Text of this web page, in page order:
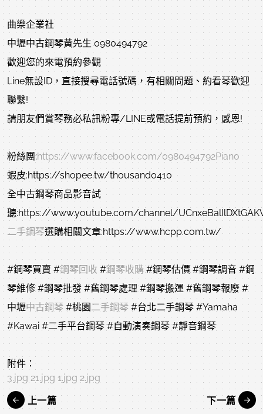
曲樂企業社
中壢中古鋼琴黃先生 0980494792
歡迎您的來電預約參觀
Line無設ID，直接搜尋電話號碼，有相關問題、約看琴歡迎
聯繫!
請朋友們賞琴務必私訊粉專/LINE或電話提前預約，感恩!
粉絲團:https://www.facebook.com/0980494792Piano
蝦皮:https://shopee.tw/thousand0410
全中古鋼琴商品影音試
聽:https://www.youtube.com/channel/
二手鋼琴選購相關文章:https://www.hcpp.com.tw/
#鋼琴買賣 #鋼琴回收 #鋼琴收購 #鋼琴估價 #鋼琴調音 #鋼
琴維修 #鋼琴批發 #舊鋼琴處理 #鋼琴搬運 #舊鋼琴報廢 #
中壢中古鋼琴 #桃園二手鋼琴 #台北二手鋼琴 #Yamaha
#Kawai #二手平台鋼琴 #自動演奏鋼琴 #靜音鋼琴
附件：
3.jpg 21.jpg 1.jpg 2.jpg
上一篇 下一篇